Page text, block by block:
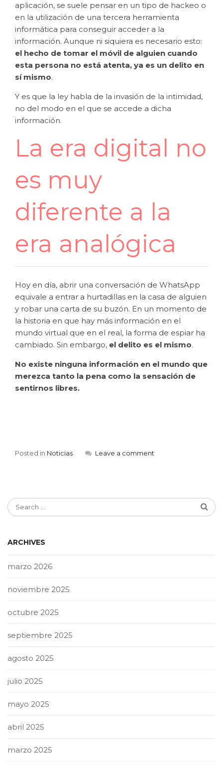
aplicación, se suele pensar en un tipo de hackeo o
en la utilización de una tercera herramienta
informática para conseguir acceder a la
información. Aunque ni siquiera es necesario esto:
el hecho de tomar el móvil de alguien cuando
esta persona no está atenta, ya es un delito en
sí mismo.
Y es que la ley habla de la invasión de la intimidad,
no del modo en el que se accede a dicha
información.
La era digital no
es muy
diferente a la
era analógica
Hoy en día, abrir una conversación de WhatsApp
equivale a entrar a hurtadillas en la casa de alguien
y robar una carta de su buzón. En un momento de
la historia en que hay más información en el
mundo virtual que en el real, la forma de espiar ha
cambiado. Sin embargo, el delito es el mismo.
No existe ninguna información en el mundo que
merezca tanto la pena como la sensación de
sentirnos libres.
Posted in Noticias Leave a comment
ARCHIVES
marzo 2026
noviembre 2025
octubre 2025
septiembre 2025
agosto 2025
julio 2025
mayo 2025
abril 2025
marzo 2025